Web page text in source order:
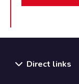
Direct links